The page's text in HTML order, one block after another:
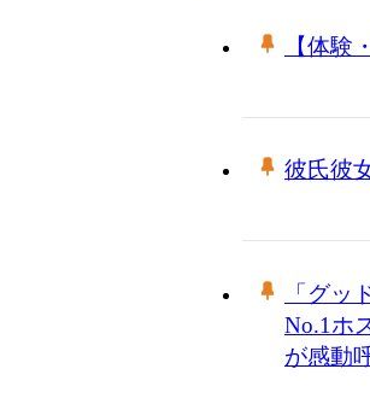
【体験
彼氏彼
「グ
No.1ホ
が感動